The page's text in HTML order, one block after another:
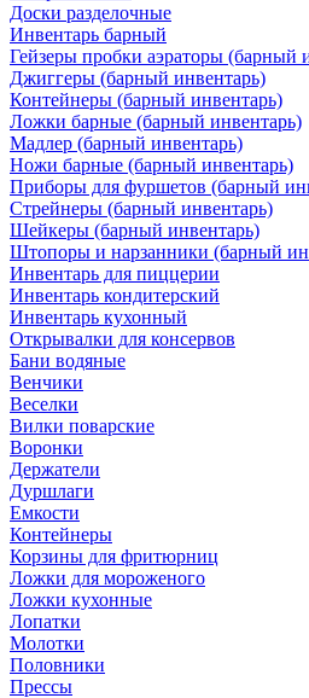
Доски разделочные
Инвентарь барный
Гейзеры пробки аэраторы (барный
Джиггеры (барный инвентарь)
Контейнеры (барный инвентарь)
Ложки барные (барный инвентарь)
Мадлер (барный инвентарь)
Ножи барные (барный инвентарь)
Приборы для фуршетов (барный
Стрейнеры (барный инвентарь)
Шейкеры (барный инвентарь)
Штопоры и нарзанники (барный
Инвентарь для пиццерии
Инвентарь кондитерский
Инвентарь кухонный
Открывалки для консервов
Бани водяные
Венчики
Веселки
Вилки поварские
Воронки
Держатели
Дуршлаги
Емкости
Контейнеры
Корзины для фритюрниц
Ложки для мороженого
Ложки кухонные
Лопатки
Молотки
Половники
Прессы